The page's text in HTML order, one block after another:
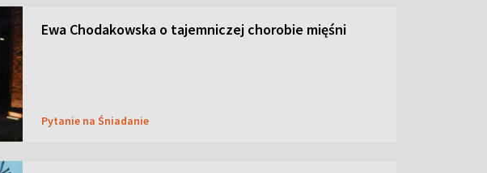
Ewa Chodakowska o tajemniczej chorobie mięśni
Pytanie na Śniadanie